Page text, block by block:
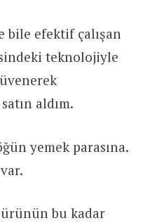
bile efektif çalışan
teknolojiyle
aldım.
yemek parasına.
bu kadar